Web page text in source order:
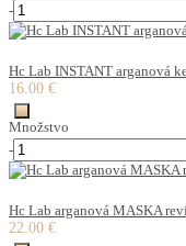
-
Hc Lab INSTANT arganová
16.00 €
Množstvo
-
Hc Lab arganová MASKA
22.00 €